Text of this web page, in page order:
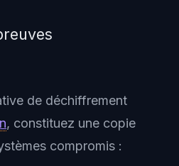
de déchiffrement
, constituez une copie
compromis :